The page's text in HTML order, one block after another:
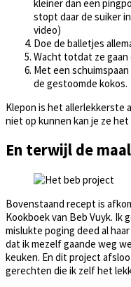
kleiner dan een
stopt daar de suiker
video)
Doe de balletjes
Wacht totdat ze gaan
Met een
de gestoomde kokos.
Klepon is het allerlekkerste
niet op kunnen kan je ze
En terwijl de
Bovenstaand recept is
Kookboek van Beb Vuyk. Ik
mislukte poging deed al
dat ik mezelf gaande weg
keuken. En dit project
gerechten die ik zelf het